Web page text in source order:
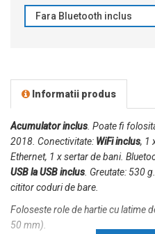
Informatii produs
Acumulator inclus . Poate fi
2018. Conectivitate: WiFi inclus, 1
Ethernet, 1 x sertar de bani.
USB la USB inclus . Greutate: 530
cititor coduri de bare.
Foloseste role de hartie cu latime
50 mm).